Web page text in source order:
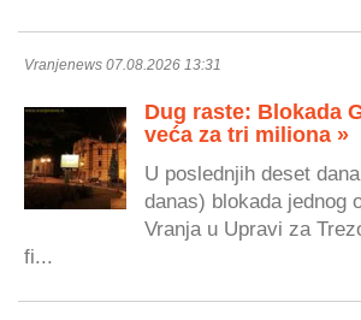
Vranjenews 07.08.2026 13:31
Dug raste: Blokada
veća za tri miliona »
U poslednjih deset
danas) blokada jednog
Vranja u Upravi za
fi...